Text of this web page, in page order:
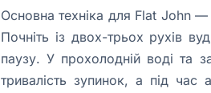
Основна техніка для Flat John —
Почніть із двох-трьох рухів
паузу. У прохолодній воді та
тривалість зупинок, а під